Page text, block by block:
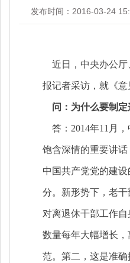
发布时间：2016-03-24
近日，中央办公厅
报记者采访，就《
问：为什么要制
答：2014年11月，
饱含深情的重要讲
中国共产党党的建
分。新形势下，老
对离退休干部工作
数量每年大幅增长
范。第二，这是准